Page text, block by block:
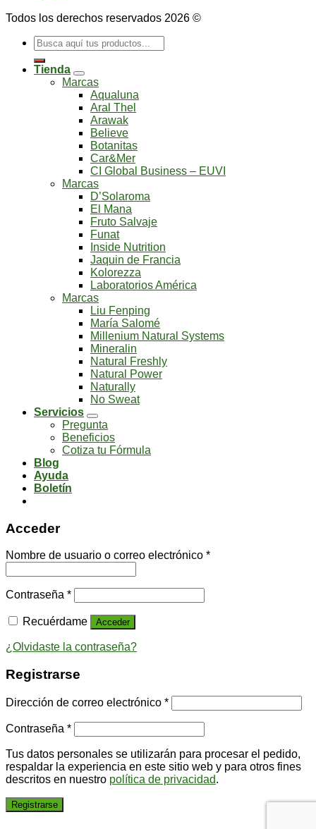
Todos los derechos reservados 2026 ©
Buscar
por:
Tienda
Marcas
Aqualuna
Aral Thel
Arawak
Believe
Botanitas
Car&Mer
CI Global Business – EUVI
Marcas
D’Solaroma
El Mana
Fruto Salvaje
Funat
Inside Nutrition
Jaquin de Francia
Kolorezza
Laboratorios América
Marcas
Liu Fenping
María Salomé
Millenium Natural Systems
Mineralin
Natural Freshly
Natural Power
Naturally
No Sweat
Servicios
Pregunta
Beneficios
Cotiza tu Fórmula
Blog
Ayuda
Boletín
Acceder
Nombre de usuario o correo electrónico *
Contraseña *
Recuérdame Acceder
¿Olvidaste la contraseña?
Registrarse
Dirección de correo electrónico *
Contraseña *
Tus datos personales se utilizarán para procesar el pedido,
respaldar la experiencia en este sitio web y para otros fines
descritos en nuestro política de privacidad.
Registrarse